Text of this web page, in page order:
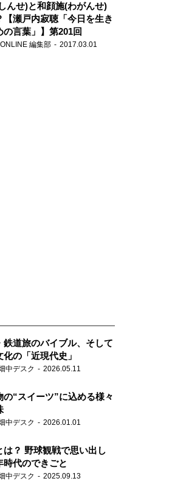
んせ)と和顔施(わがんせ)
【瀬戸内寂聴「今日を生き
の言葉」】第201回
編集部 2017.03.01
鉄道旅のバイブル、そして
化の「近現代史」
中デスク 2026.05.11
の“スイーツ”に込める様々
中デスク 2026.01.01
は？ 野球観戦で思い出し
時代のできごと
中デスク 2025.09.13